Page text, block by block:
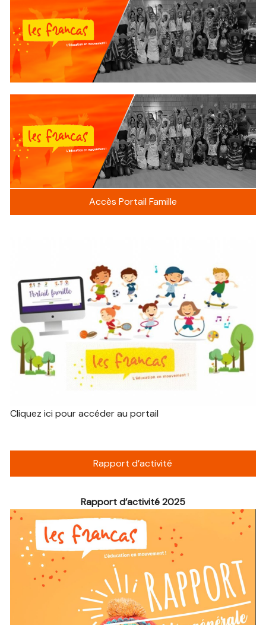
Accès Portail Famille
Cliquez ici pour accéder au portail
Rapport d’activité
Rapport d’activité 2025